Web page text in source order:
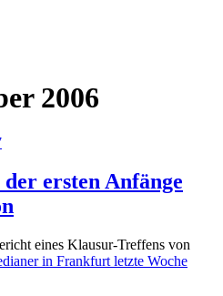
2006
ersten Anfänge
eines Klausur-Treffens von
in Frankfurt letzte Woche